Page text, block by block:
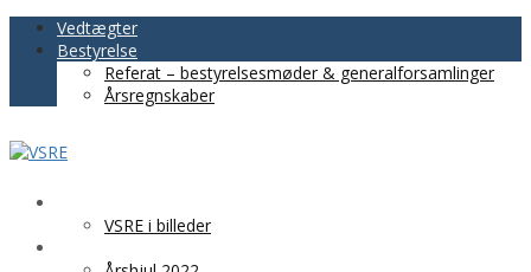
Vedtægter
Bestyrelse
Referat – bestyrelsesmøder & generalforsamlinger
Årsregnskaber
VSRE i billeder